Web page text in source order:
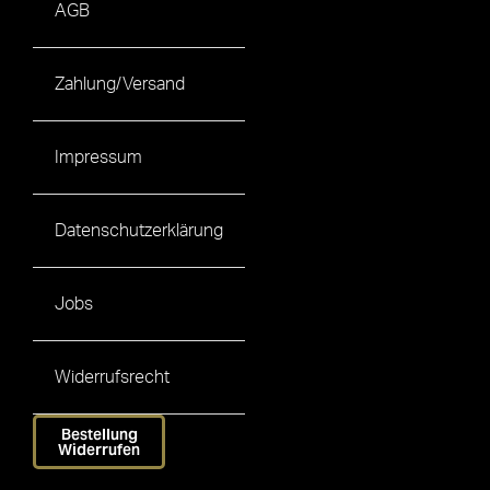
AGB
Zahlung/Versand
Impressum
Datenschutzerklärung
Jobs
Widerrufsrecht
Bestellung
Widerrufen